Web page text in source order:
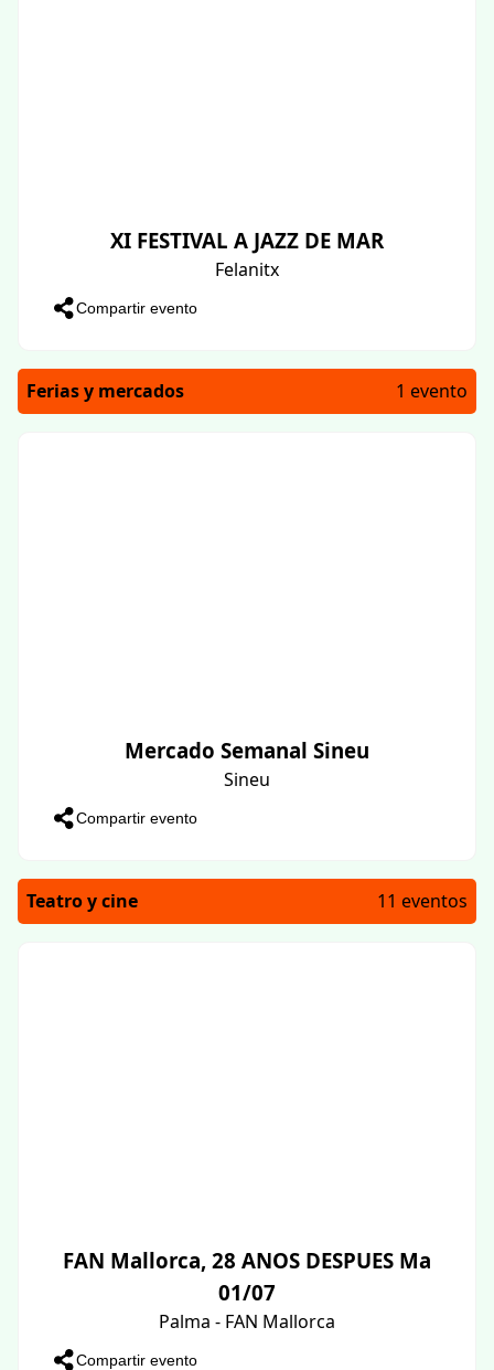
XI FESTIVAL A JAZZ DE MAR
Felanitx
Compartir evento
Ferias y mercados 1 evento
Mercado Semanal Sineu
Sineu
Compartir evento
Teatro y cine 11 eventos
FAN Mallorca, 28 ANOS DESPUES Ma
01/07
Palma - FAN Mallorca
Compartir evento